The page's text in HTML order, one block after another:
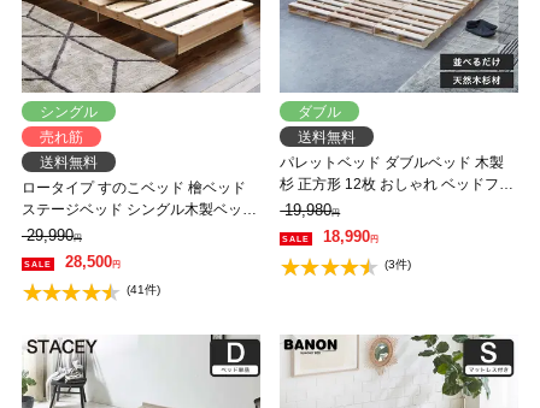
シングル
売れ筋
送料無料
ロータイプ すのこベッド 檜ベッド
ステージベッド シングル木製ベッド
国産檜を贅沢に使用 北欧風 和モダ
ン ひのきベッド 檜すのこベッド
29,990円
28,500円
(41件)
ダブル
送料無料
パレットベッド ダブルベッド 木製
杉 正方形 12枚 おしゃれ ベッドフレ
ーム ダブルサイズ ローベッド すの
こベッド DIY 男前 西海岸
19,980円
18,990円
(3件)